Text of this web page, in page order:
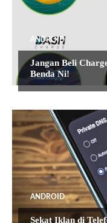
ANDROID
Jangan Beli
Benda Ni!
ANDROID
Sekat Iklan di